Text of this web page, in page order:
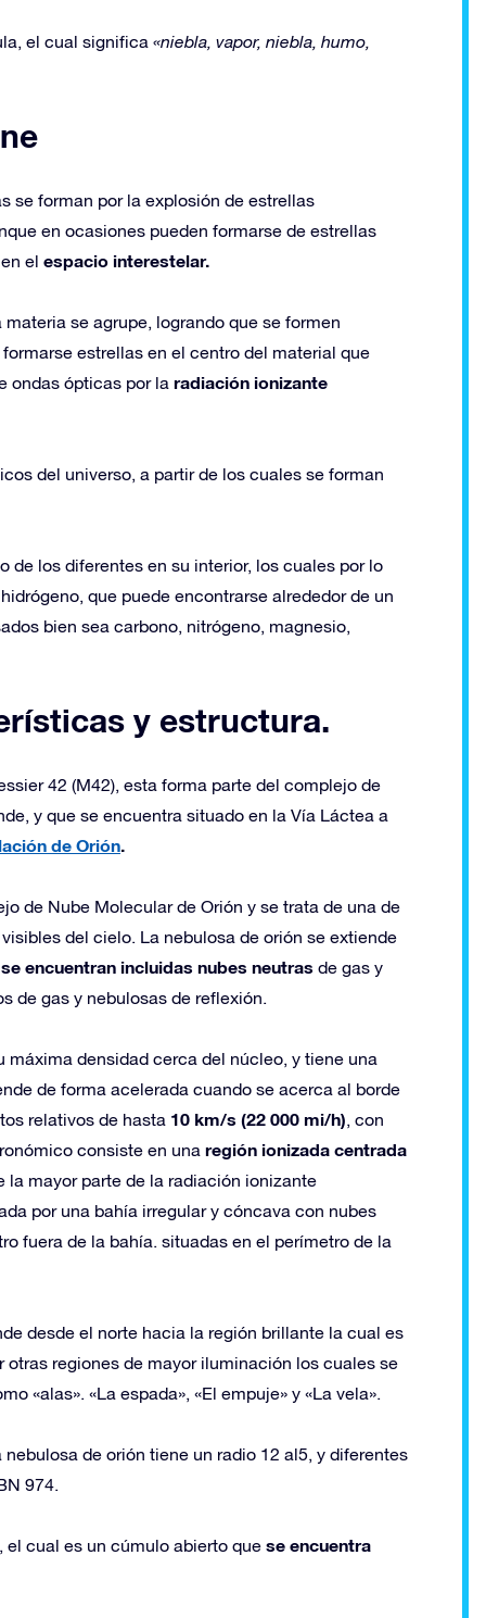
el cual significa «niebla, vapor, niebla, humo,
se forman por la explosión de estrellas
en ocasiones pueden formarse de estrellas
el espacio interestelar.
se agrupe, logrando que se formen
estrellas en el centro del material que
ondas ópticas por la radiación ionizante
del universo, a partir de los cuales se forman
de los diferentes en su interior, los cuales por lo
que puede encontrarse alrededor de un
​​bien sea carbono, nitrógeno, magnesio,
y estructura.
42 (M42), esta forma parte del complejo de
y que se encuentra situado en la Vía Láctea a
de Orión.
de Nube Molecular de Orión y se trata de una de
del cielo. La nebulosa de orión se extiende
encuentran incluidas nubes neutras de gas y
de gas y nebulosas de reflexión.
densidad cerca del núcleo, y tiene una
de forma acelerada cuando se acerca al borde
relativos de hasta 10 km/s (22 000 mi/h), con
consiste en una región ionizada centrada
la mayor parte de la radiación ionizante
por una bahía irregular y cóncava con nubes
fuera de la bahía. situadas en el perímetro de la
desde el norte hacia la región brillante la cual es
regiones de mayor iluminación los cuales se
«alas». «La espada», «El empuje» y «La vela».
de orión tiene un radio 12 al5​, y diferentes
974.
cual es un cúmulo abierto que se encuentra